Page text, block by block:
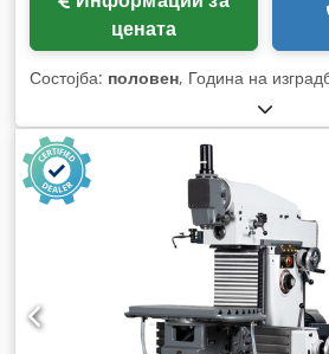
цената
Состојба: половен, Година на